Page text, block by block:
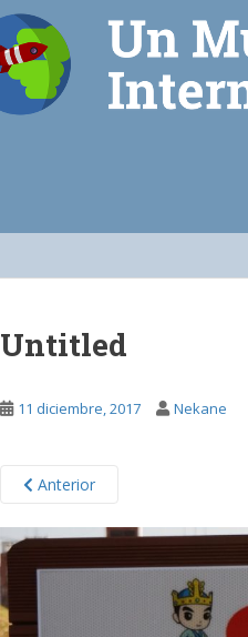
Untitled
11 diciembre, 2017 Nekane
Anterior